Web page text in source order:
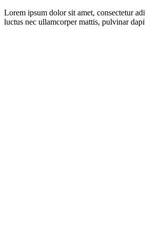
Lorem ipsum dolor sit amet, consectetur
luctus nec ullamcorper mattis, pulvinar